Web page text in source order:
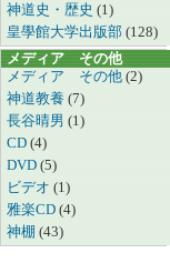
神道史・歴史 (1)
皇學館大学出版部 (128)
メディア その他
メディア その他 (2)
神道教養 (7)
長谷晴男 (1)
CD (4)
DVD (5)
ビデオ (1)
雅楽CD (4)
神棚 (43)